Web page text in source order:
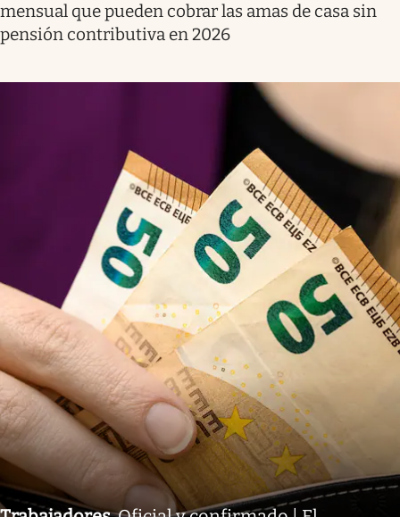
mensual que pueden cobrar las amas de casa sin
pensión contributiva en 2026